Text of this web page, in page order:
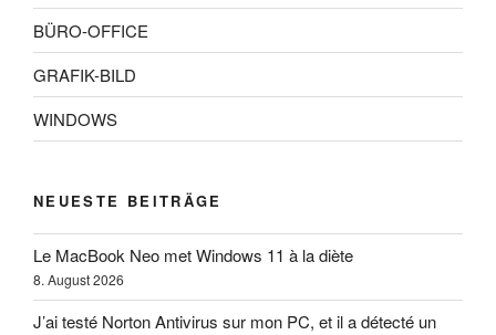
BÜRO-OFFICE
GRAFIK-BILD
WINDOWS
NEUESTE BEITRÄGE
Le MacBook Neo met Windows 11 à la diète
8. August 2026
J’ai testé Norton Antivirus sur mon PC, et il a détecté un